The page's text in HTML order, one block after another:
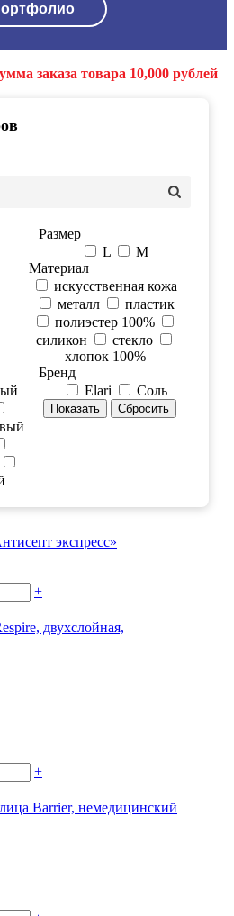
заказа товара 10,000 рублей
Размер
L
M
Материал
искусственная кожа
металл
пластик
полиэстер 100%
силикон
стекло
хлопок 100%
Бренд
Elari
Соль
экспресс»
+
двухслойная,
+
Barrier, немедицинский